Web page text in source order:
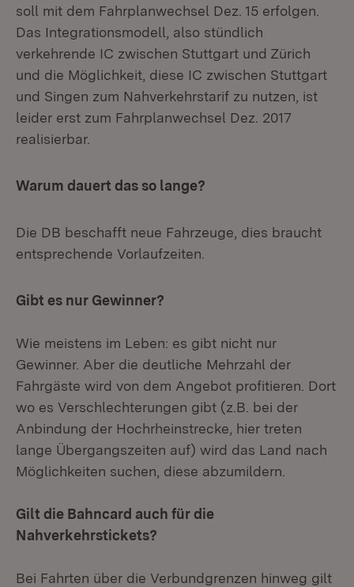
soll mit dem Fahrplanwechsel Dez. 15 erfolgen.
Das Integrationsmodell, also stündlich
verkehrende IC zwischen Stuttgart und Zürich
und die Möglichkeit, diese IC zwischen Stuttgart
und Singen zum Nahverkehrstarif zu nutzen, ist
leider erst zum Fahrplanwechsel Dez. 2017
realisierbar.
Warum dauert das so lange?
Die DB beschafft neue Fahrzeuge, dies braucht
entsprechende Vorlaufzeiten.
Gibt es nur Gewinner?
Wie meistens im Leben: es gibt nicht nur
Gewinner. Aber die deutliche Mehrzahl der
Fahrgäste wird von dem Angebot profitieren. Dort
wo es Verschlechterungen gibt (z.B. bei der
Anbindung der Hochrheinstrecke, hier treten
lange Übergangszeiten auf) wird das Land nach
Möglichkeiten suchen, diese abzumildern.
Gilt die Bahncard auch für die
Nahverkehrstickets?
Bei Fahrten über die Verbundgrenzen hinweg gilt